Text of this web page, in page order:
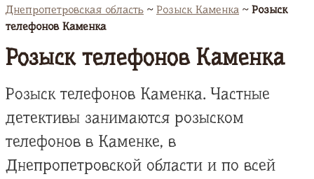
Днепропетровская область ~ Розыск Каменка ~ Розыск
телефонов Каменка
Розыск телефонов Каменка
Розыск телефонов Каменка. Частные
детективы занимаются розыском
телефонов в Каменке, в
Днепропетровской области и по всей